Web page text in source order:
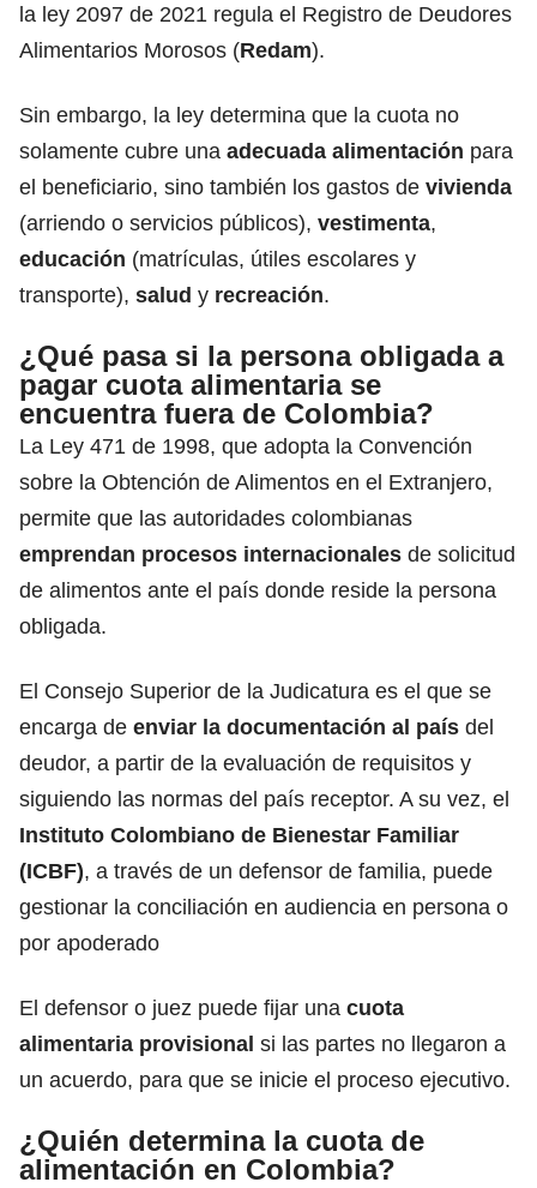
la ley 2097 de 2021 regula el Registro de Deudores
Alimentarios Morosos (Redam).
Sin embargo, la ley determina que la cuota no
solamente cubre una adecuada alimentación para
el beneficiario, sino también los gastos de vivienda
(arriendo o servicios públicos), vestimenta,
educación (matrículas, útiles escolares y
transporte), salud y recreación.
¿Qué pasa si la persona obligada a
pagar cuota alimentaria se
encuentra fuera de Colombia?
La Ley 471 de 1998, que adopta la Convención
sobre la Obtención de Alimentos en el Extranjero,
permite que las autoridades colombianas
emprendan procesos internacionales de solicitud
de alimentos ante el país donde reside la persona
obligada.
El Consejo Superior de la Judicatura es el que se
encarga de enviar la documentación al país del
deudor, a partir de la evaluación de requisitos y
siguiendo las normas del país receptor. A su vez, el
Instituto Colombiano de Bienestar Familiar
(ICBF), a través de un defensor de familia, puede
gestionar la conciliación en audiencia en persona o
por apoderado
El defensor o juez puede fijar una cuota
alimentaria provisional si las partes no llegaron a
un acuerdo, para que se inicie el proceso ejecutivo.
¿Quién determina la cuota de
alimentación en Colombia?